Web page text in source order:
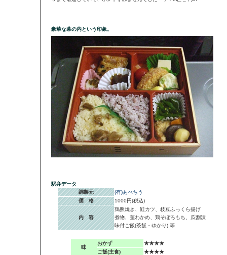
豪華な幕の内という印象。
駅弁データ
調製元
(有)あべちう
価 格
1000円(税込)
内 容
鶏照焼き、鮭カツ、枝豆ふっくら揚げ
煮物、茎わかめ、鶏そぼろもち、瓜割漬
味付ご飯(茶飯・ゆかり) 等
味
おかず
★★★★
ご飯(主食)
★★★★